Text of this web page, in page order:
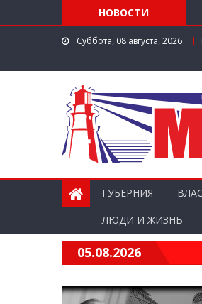
НОВОСТИ
Суббота, 08 августа, 2026
ГУБЕРНИЯ
ЛЮДИ И ЖИЗНЬ
05.08.2026